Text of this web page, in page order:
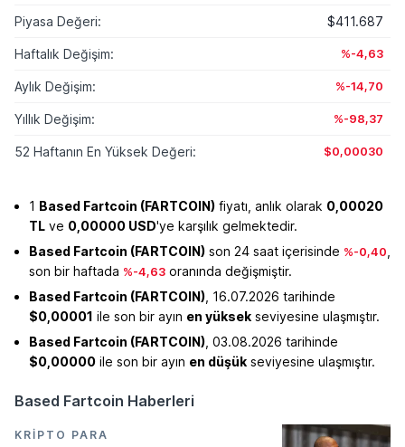
Piyasa Değeri: $411.687
Haftalık Değişim: %-4,63
Aylık Değişim: %-14,70
Yıllık Değişim: %-98,37
52 Haftanın En Yüksek Değeri: $0,00030
1 Based Fartcoin (FARTCOIN) fiyatı, anlık olarak 0,00020
TL ve 0,00000 USD'ye karşılık gelmektedir.
Based Fartcoin (FARTCOIN) son 24 saat içerisinde %-0,40
son bir haftada %-4,63 oranında değişmiştir.
Based Fartcoin (FARTCOIN) , 16.07.2026 tarihinde
$0,00001 ile son bir ayın en yüksek seviyesine ulaşmıştır.
Based Fartcoin (FARTCOIN) , 03.08.2026 tarihinde
$0,00000 ile son bir ayın en düşük seviyesine ulaşmıştır.
Based Fartcoin Haberleri
KRIPTO PARA